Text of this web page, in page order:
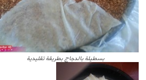
بسطيلة بالدجاج بطريقة تقليدية